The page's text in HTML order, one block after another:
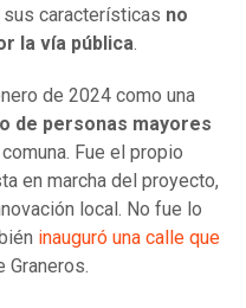
características no
la vía pública.
de 2024 como una
de personas mayores
Fue el propio
en marcha del proyecto,
local. No fue lo
inauguró una calle que
Graneros.